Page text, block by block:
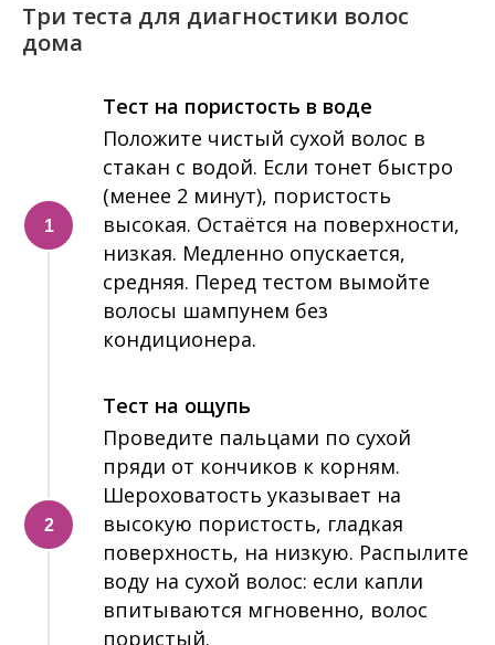
Три теста для диагностики волос
дома
Тест на пористость в воде
Положите чистый сухой волос в
стакан с водой. Если тонет быстро
(менее 2 минут), пористость
высокая. Остаётся на поверхности,
низкая. Медленно опускается,
средняя. Перед тестом вымойте
волосы шампунем без
кондиционера.
Тест на ощупь
Проведите пальцами по сухой
пряди от кончиков к корням.
Шероховатость указывает на
высокую пористость, гладкая
поверхность, на низкую. Распылите
воду на сухой волос: если капли
впитываются мгновенно, волос
пористый.